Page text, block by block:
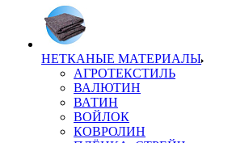
НЕТКАНЫЕ МАТЕРИАЛЫ
АГРОТЕКСТИЛЬ
ВАЛЮТИН
ВАТИН
ВОЙЛОК
КОВРОЛИН